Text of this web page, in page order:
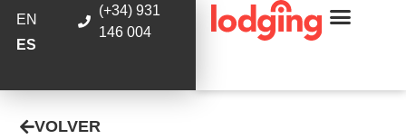
EN
ES
(+34) 931
146 004
VOLVER